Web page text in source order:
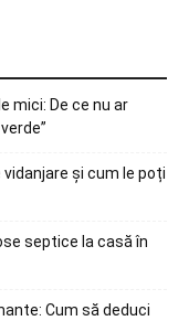
mici: De ce nu ar
și cum le poți
septice la casă în
Cum să deduci